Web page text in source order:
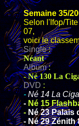
Semaine 35/
Selon l'Ifop/
07,
voici le
Single:
Néant
Album:
- Né 130 La
DVD:
-Né 14 La
- Né 15
-Né 23 Palais
-Né 29 Zénith